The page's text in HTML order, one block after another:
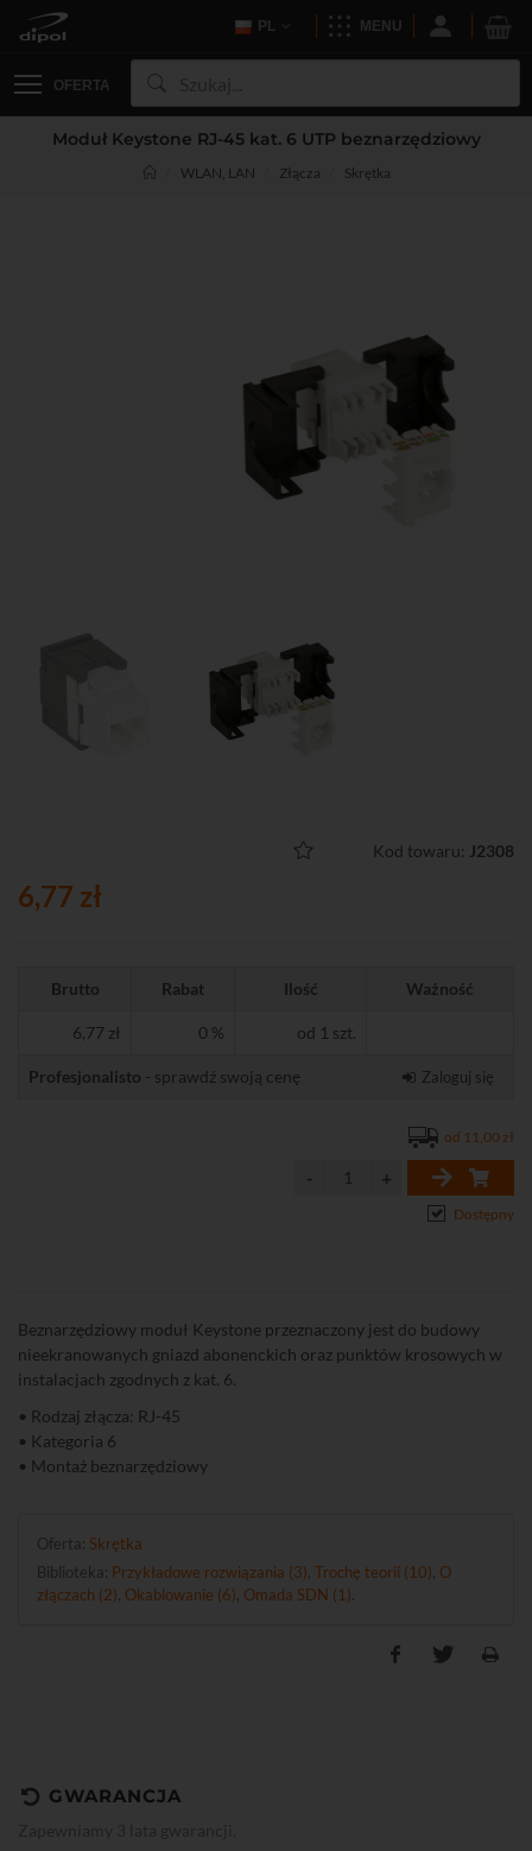
PL MENU
OFERTA
Moduł Keystone RJ-45 kat. 6 UTP beznarzędziowy
WLAN, LAN Złącza Skrętka
Kod towaru: J2308
6,77 zł
Brutto Rabat Ilość Ważność
6,77 zł 0 % od 1 szt.
Profesjonalisto - sprawdź swoją cenę Zaloguj się
od 11,00 zł
Dostępny
Beznarzędziowy moduł Keystone przeznaczony jest do budowy
nieekranowanych gniazd abonenckich oraz punktów krosowych w
instalacjach zgodnych z kat. 6.
• Rodzaj złącza: RJ-45
• Kategoria 6
• Montaż beznarzędziowy
Oferta: Skrętka
Biblioteka: Przykładowe rozwiązania (3) Trochę teorii (10) O
złączach (2) Okablowanie (6) Omada SDN (1)
GWARANCJA